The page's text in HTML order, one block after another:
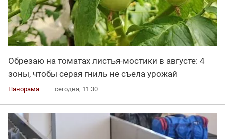
Обрезаю на томатах листья-мостики в августе: 4
зоны, чтобы серая гниль не съела урожай
Панорама сегодня, 11:30